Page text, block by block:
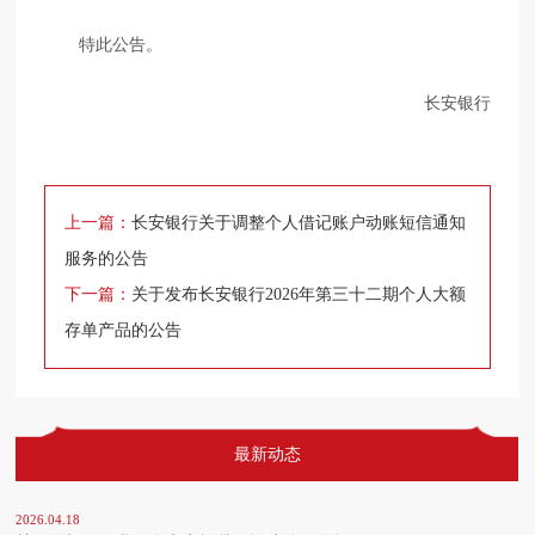
特此公告。
长安银行
上一篇：长安银行关于调整个人借记账户动账短信通知
服务的公告
下一篇： 关于发布长安银行2026年第三十二期个人大额
存单产品的公告
最新动态
2026.04.18